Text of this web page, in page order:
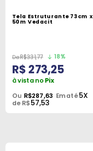
Peças
Oficina
Mecânica
Tela Estruturante 73cm x
50m Vedacit
R$331,77 18%
R$ 273,25
à vista no Pix
Ou R$287,63 Em até5X
de R$57,53